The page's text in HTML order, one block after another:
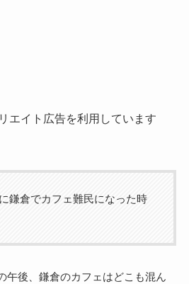
エイト広告を利用しています
に鎌倉でカフェ難民になった時
午後、鎌倉のカフェはどこも混ん